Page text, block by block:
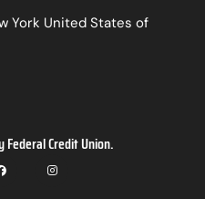
York United States of
Credit Union.